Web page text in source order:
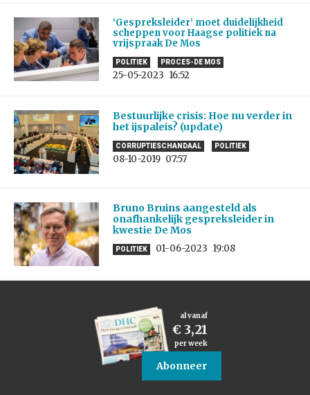
‘Gespreksleider’ moet duidelijkheid
scheppen voor Haagse politiek na
vrijspraak De Mos
POLITIEK PROCES-DE MOS
25-05-2023 16:52
Bestuurlijke crisis: Hoe nu verder in
het ijspaleis? (update)
CORRUPTIESCHANDAAL POLITIEK
08-10-2019 07:57
Bruno Bruins aangesteld als
onafhankelijk gespreksleider in
kwestie De Mos
POLITIEK 01-06-2023 19:08
al vanaf
€ 3,21
per week
Abonneer